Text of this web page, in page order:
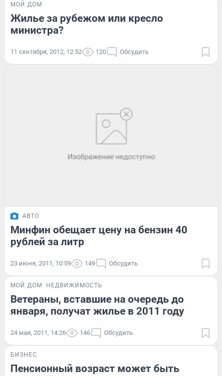
МОЙ ДОМ
Жилье за рубежом или кресло
министра?
11 сентября, 2012, 12:52 120 Обсудить
АВТО
Минфин обещает цену на бензин 40
рублей за литр
23 июня, 2011, 10:59 149 Обсудить
МОЙ ДОМ НЕДВИЖИМОСТЬ
Ветераны, вставшие на очередь до
января, получат жилье в 2011 году
24 мая, 2011, 14:26 146 Обсудить
БИЗНЕС
Пенсионный возраст может быть